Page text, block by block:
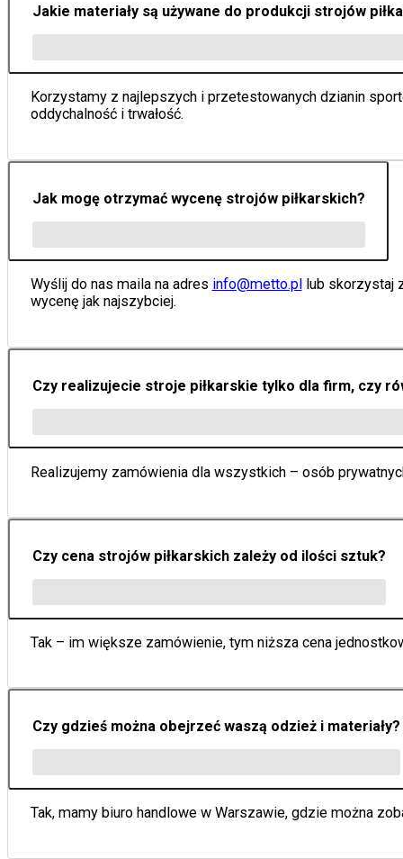
Jakie materiały są używane do produkcji strojów
Korzystamy z najlepszych i przetestowanych dzianin
oddychalność i trwałość.
Jak mogę otrzymać wycenę strojów piłkarskich?
Wyślij do nas maila na adres info@metto.pl
lub skorzystaj
wycenę jak najszybciej.
Czy realizujecie stroje piłkarskie tylko dla firm, czy
Realizujemy zamówienia dla wszystkich – osób
Czy cena strojów piłkarskich zależy od ilości sztuk?
Tak – im większe zamówienie, tym niższa cena
Czy gdzieś można obejrzeć waszą odzież i materiały?
Tak, mamy biuro handlowe w Warszawie, gdzie można